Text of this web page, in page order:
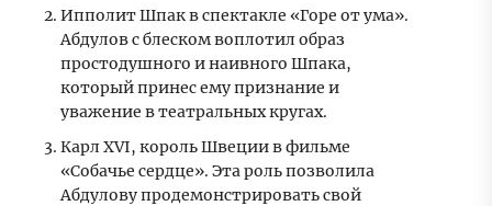
Ипполит Шпак в спектакле «Горе от ума».
Абдулов с блеском воплотил образ
простодушного и наивного Шпака,
который принес ему признание и
уважение в театральных кругах.
Карл XVI, король Швеции в фильме
«Собачье сердце». Эта роль позволила
Абдулову продемонстрировать свой